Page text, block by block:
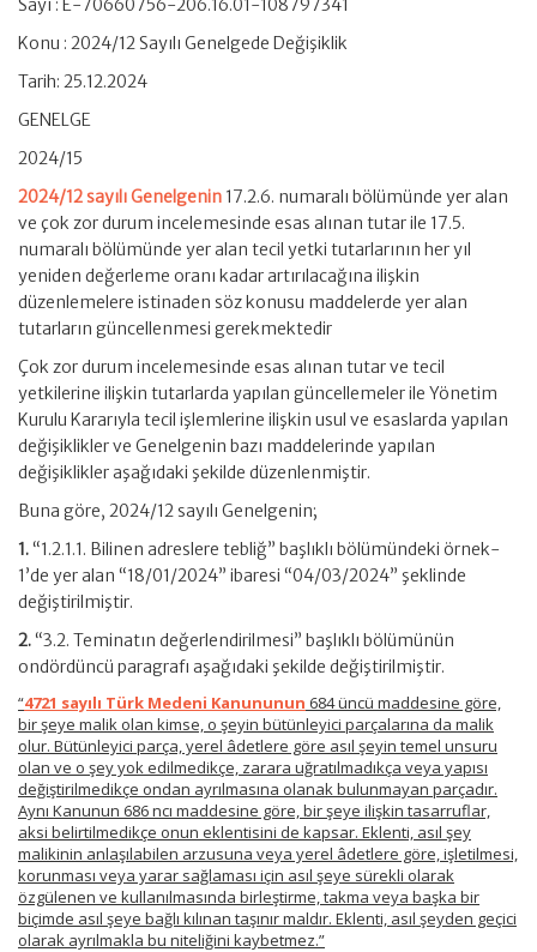
Sayı : E-70660756-206.16.01-108797341
Konu : 2024/12 Sayılı Genelgede Değişiklik
Tarih: 25.12.2024
GENELGE
2024/15
2024/12 sayılı Genelgenin 17.2.6. numaralı bölümünde yer alan
ve çok zor durum incelemesinde esas alınan tutar ile 17.5.
numaralı bölümünde yer alan tecil yetki tutarlarının her yıl
yeniden değerleme oranı kadar artırılacağına ilişkin
düzenlemelere istinaden söz konusu maddelerde yer alan
tutarların güncellenmesi gerekmektedir
Çok zor durum incelemesinde esas alınan tutar ve tecil
yetkilerine ilişkin tutarlarda yapılan güncellemeler ile Yönetim
Kurulu Kararıyla tecil işlemlerine ilişkin usul ve esaslarda yapılan
değişiklikler ve Genelgenin bazı maddelerinde yapılan
değişiklikler aşağıdaki şekilde düzenlenmiştir.
Buna göre, 2024/12 sayılı Genelgenin;
1. “1.2.1.1. Bilinen adreslere tebliğ” başlıklı bölümündeki örnek-
1’de yer alan “18/01/2024” ibaresi “04/03/2024” şeklinde
değiştirilmiştir.
2. “3.2. Teminatın değerlendirilmesi” başlıklı bölümünün
ondördüncü paragrafı aşağıdaki şekilde değiştirilmiştir.
“4721 sayılı Türk Medeni Kanununun 684 üncü maddesine göre,
bir şeye malik olan kimse, o şeyin bütünleyici parçalarına da malik
olur. Bütünleyici parça, yerel âdetlere göre asıl şeyin temel unsuru
olan ve o şey yok edilmedikçe, zarara uğratılmadıkça veya yapısı
değiştirilmedikçe ondan ayrılmasına olanak bulunmayan parçadır.
Aynı Kanunun 686 ncı maddesine göre, bir şeye ilişkin tasarruflar,
aksi belirtilmedikçe onun eklentisini de kapsar. Eklenti, asıl şey
malikinin anlaşılabilen arzusuna veya yerel âdetlere göre, işletilmesi,
korunması veya yarar sağlaması için asıl şeye sürekli olarak
özgülenen ve kullanılmasında birleştirme, takma veya başka bir
biçimde asıl şeye bağlı kılınan taşınır maldır. Eklenti, asıl şeyden geçici
olarak ayrılmakla bu niteliğini kaybetmez.”